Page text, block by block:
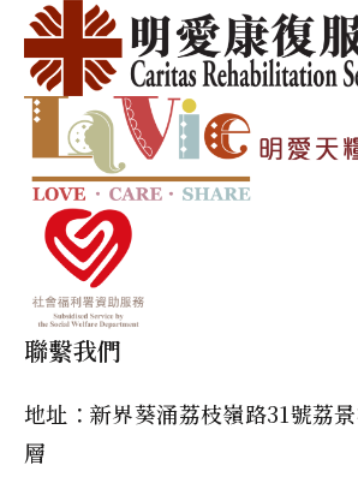
聯繫我們
地址：新界葵涌荔枝嶺路31號荔
層